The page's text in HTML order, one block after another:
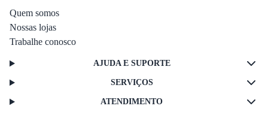
Quem somos
Nossas lojas
Trabalhe conosco
AJUDA E SUPORTE
SERVIÇOS
ATENDIMENTO